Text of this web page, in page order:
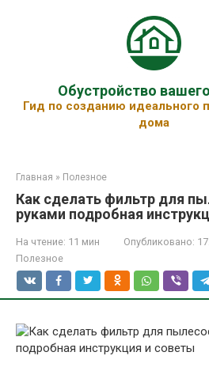
Обустройство
Гид по созданию идеального
дома
Главная » Полезное
Как сделать фильтр для
руками подробная
На чтение: 11 мин Опубликовано:
Полезное